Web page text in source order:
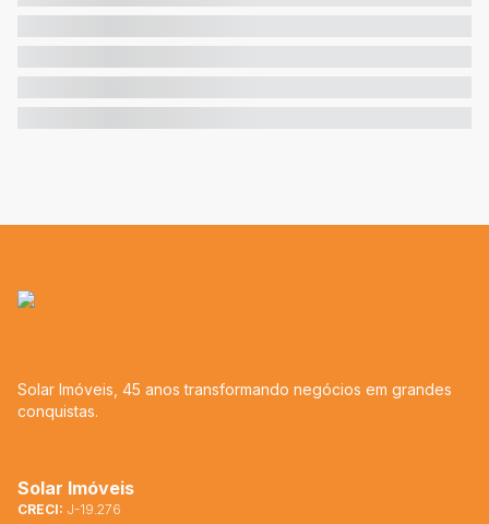
Solar Imóveis, 45 anos transformando negócios em grandes
conquistas.
Solar Imóveis
CRECI: J-19.276